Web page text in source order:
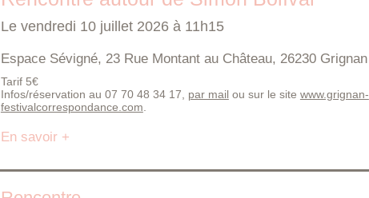
Le vendredi 10 juillet 2026 à 11h15
Espace Sévigné, 23 Rue Montant au Château, 26230 Grignan
Tarif 5€
Infos/réservation au 07 70 48 34 17, par mailou sur le site www.grignan-
festivalcorrespondance.com
En savoir +